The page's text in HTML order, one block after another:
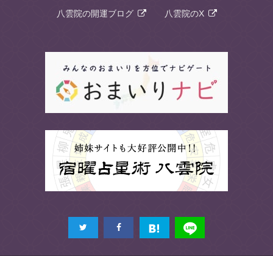
八雲院の開運ブログ 八雲院のX